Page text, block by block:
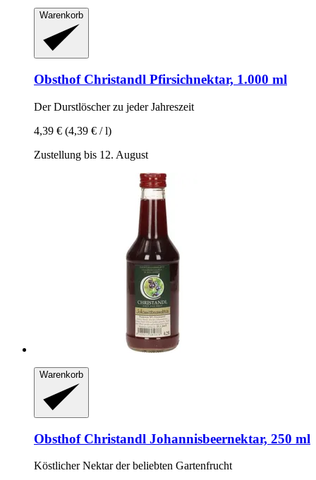
Warenkorb
Obsthof Christandl Pfirsichnektar, 1.000 ml
Der Durstlöscher zu jeder Jahreszeit
4,39 € (4,39 € / l)
Zustellung bis 12. August
Warenkorb
Obsthof Christandl Johannisbeernektar, 250 ml
Köstlicher Nektar der beliebten Gartenfrucht